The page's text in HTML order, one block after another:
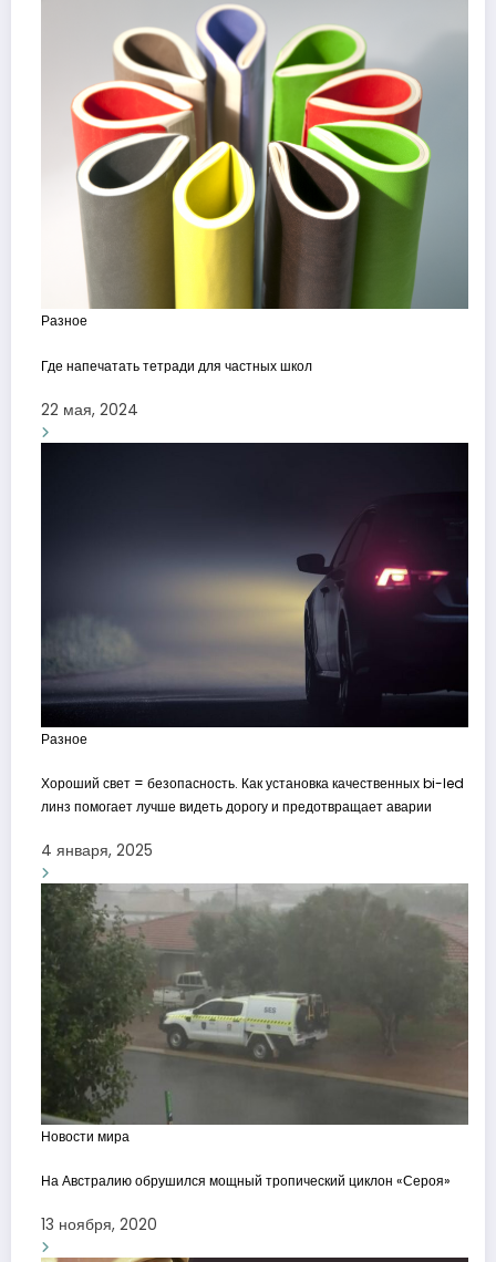
Разное
Где напечатать тетради для частных школ
22 мая, 2024
Разное
Хороший свет = безопасность. Как установка качественных bi-led
линз помогает лучше видеть дорогу и предотвращает аварии
4 января, 2025
Новости мира
На Австралию обрушился мощный тропический циклон «Сероя»
13 ноября, 2020